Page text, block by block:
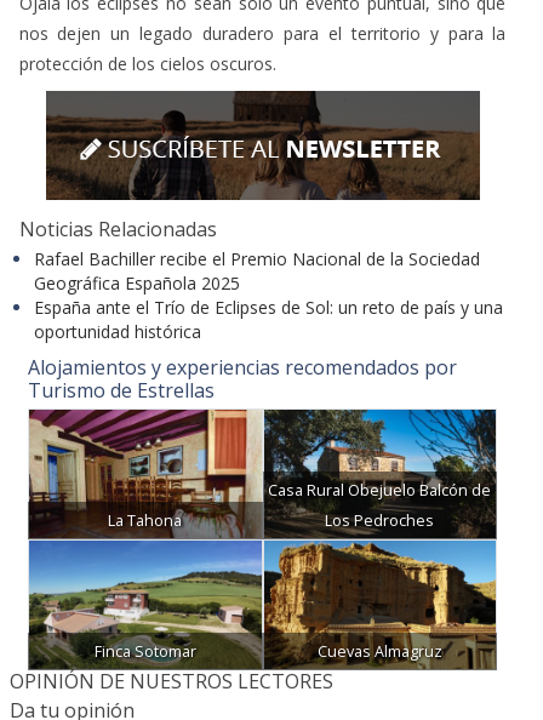
Noticias Relacionadas
Rafael Bachiller recibe el Premio Nacional de la Sociedad
Geográfica Española 2025
España ante el Trío de Eclipses de Sol: un reto de país y una
oportunidad histórica
Alojamientos y experiencias recomendados por
Turismo de Estrellas
La Tahona
Casa Rural Obejuelo Balcón de
Los Pedroches
Finca Sotomar Cuevas Almagruz
OPINIÓN DE NUESTROS LECTORES
Da tu opinión
Nombre*